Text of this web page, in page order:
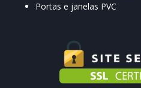
Portas e janelas PVC